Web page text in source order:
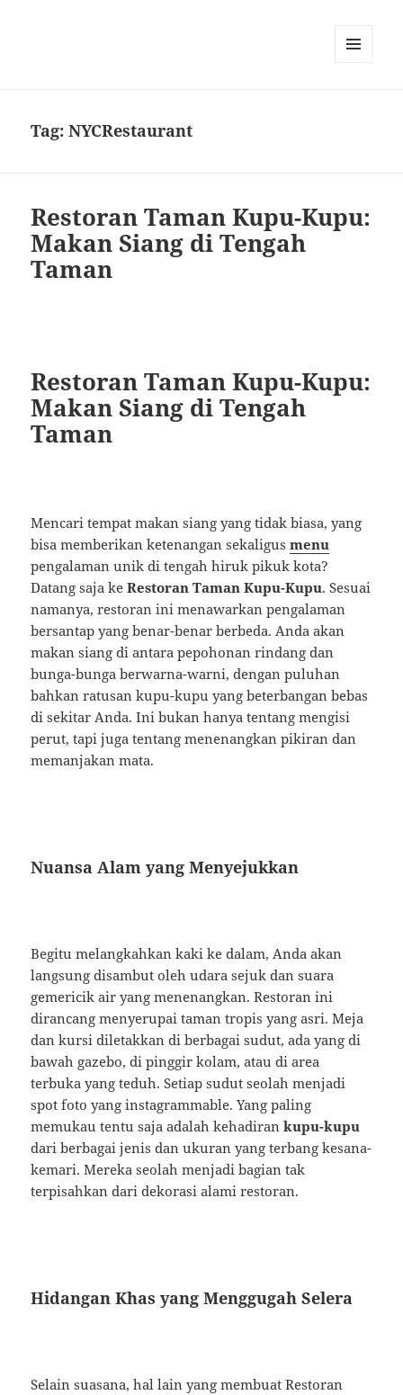
Tag:NYCRestaurant
Restoran Taman Kupu-Kupu:
Makan Siang di Tengah
Taman
Restoran Taman Kupu-Kupu:
Makan Siang di Tengah
Taman
Mencari tempat makan siang yang tidak biasa, yang
bisa memberikan ketenangan sekaligusmenu
pengalaman unik di tengah hiruk pikuk kota?
Datang saja keRestoran Taman Kupu-Kupu. Sesuai
namanya, restoran ini menawarkan pengalaman
bersantap yang benar-benar berbeda. Anda akan
makan siang di antara pepohonan rindang dan
bunga-bunga berwarna-warni, dengan puluhan
bahkan ratusan kupu-kupu yang beterbangan bebas
di sekitar Anda. Ini bukan hanya tentang mengisi
perut, tapi juga tentang menenangkan pikiran dan
memanjakan mata.
Nuansa Alam yang Menyejukkan
Begitu melangkahkan kaki ke dalam, Anda akan
langsung disambut oleh udara sejuk dan suara
gemericik air yang menenangkan. Restoran ini
dirancang menyerupai taman tropis yang asri. Meja
dan kursi diletakkan di berbagai sudut, ada yang di
bawah gazebo, di pinggir kolam, atau di area
terbuka yang teduh. Setiap sudut seolah menjadi
spot foto yang instagrammable. Yang paling
memukau tentu saja adalah kehadirankupu-kupu
dari berbagai jenis dan ukuran yang terbang kesana-
kemari. Mereka seolah menjadi bagian tak
terpisahkan dari dekorasi alami restoran.
Hidangan Khas yang Menggugah Selera
Selain suasana, hal lain yang membuat Restoran